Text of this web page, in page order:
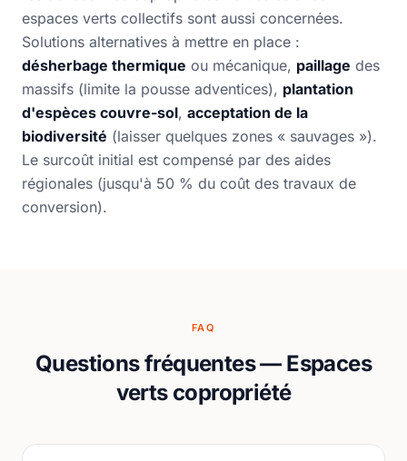
espaces verts collectifs sont aussi concernées.
Solutions alternatives à mettre en place :
désherbage thermique ou mécanique, paillage des
massifs (limite la pousse adventices), plantation
d'espèces couvre-sol, acceptation de la
biodiversité (laisser quelques zones « sauvages »).
Le surcoût initial est compensé par des aides
régionales (jusqu'à 50 % du coût des travaux de
conversion).
FAQ
Questions fréquentes — Espaces
verts copropriété